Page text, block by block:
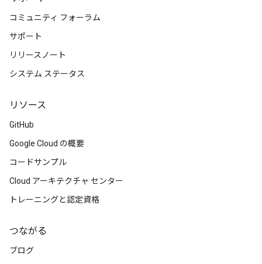
コミュニティ フォーラム
サポート
リリースノート
システム ステータス
リソース
GitHub
Google Cloud の概要
コードサンプル
Cloud アーキテクチャ センター
トレーニングと認定資格
つながる
ブログ